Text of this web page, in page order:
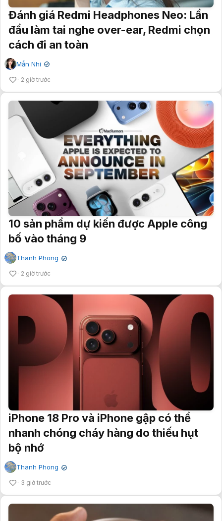
Đánh giá Redmi Headphones Neo: Lần
đầu làm tai nghe over-ear, Redmi chọn
cách đi an toàn
Mẫn Nhi ✔
2 giờ trước
10 sản phẩm dự kiến được Apple công
bố vào tháng 9
Thanh Phong ✔
2 giờ trước
iPhone 18 Pro và iPhone gập có thể
nhanh chóng cháy hàng do thiếu hụt
bộ nhớ
Thanh Phong ✔
3 giờ trước